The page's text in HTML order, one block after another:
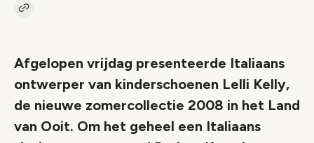
Kopieer link naar artikel
Afgelopen vrijdag presenteerde Italiaans
ontwerper van kinderschoenen Lelli Kelly,
de nieuwe zomercollectie 2008 in het Land
van Ooit. Om het geheel een Italiaans